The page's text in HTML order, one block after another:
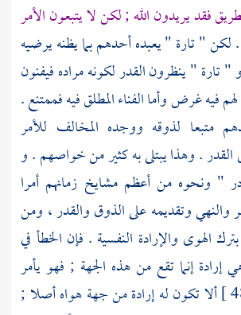
فقد يريدون الله ; لكن لا يتبعون الأمر
. لكن " تارة " يعبده أحدهم بما يظنه يرضيه
" ينظرون القدر لكونه مراده فيفنون
فيه غرض وأما الفناء المطلق فيه فممتنع .
متبعا لذوقه ووجده المخالف للأمر
القدر . وهذا يبتلى به كثير من خواصهم . و
" ونحوه من أعظم مشايخ زمانهم أمرا
والنهي وتقديمه على الذوق والقدر ، ومن
الهوى والإرادة النفسية . فإن الخطأ في
إنما تقع من هذه الجهة ; فهو يأمر
ألا تكون له إرادة من جهة هواه أصلا ;